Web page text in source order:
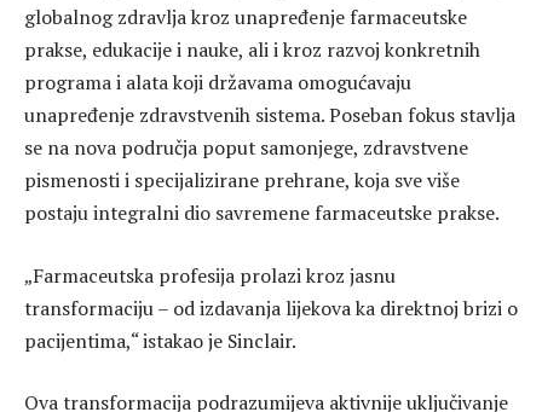
globalnog zdravlja kroz unapređenje farmaceutske
prakse, edukacije i nauke, ali i kroz razvoj konkretnih
programa i alata koji državama omogućavaju
unapređenje zdravstvenih sistema. Poseban fokus stavlja
se na nova područja poput samonjege, zdravstvene
pismenosti i specijalizirane prehrane, koja sve više
postaju integralni dio savremene farmaceutske prakse.
„Farmaceutska profesija prolazi kroz jasnu
transformaciju – od izdavanja lijekova ka direktnoj brizi o
pacijentima,“ istakao je Sinclair.
Ova transformacija podrazumijeva aktivnije uključivanje